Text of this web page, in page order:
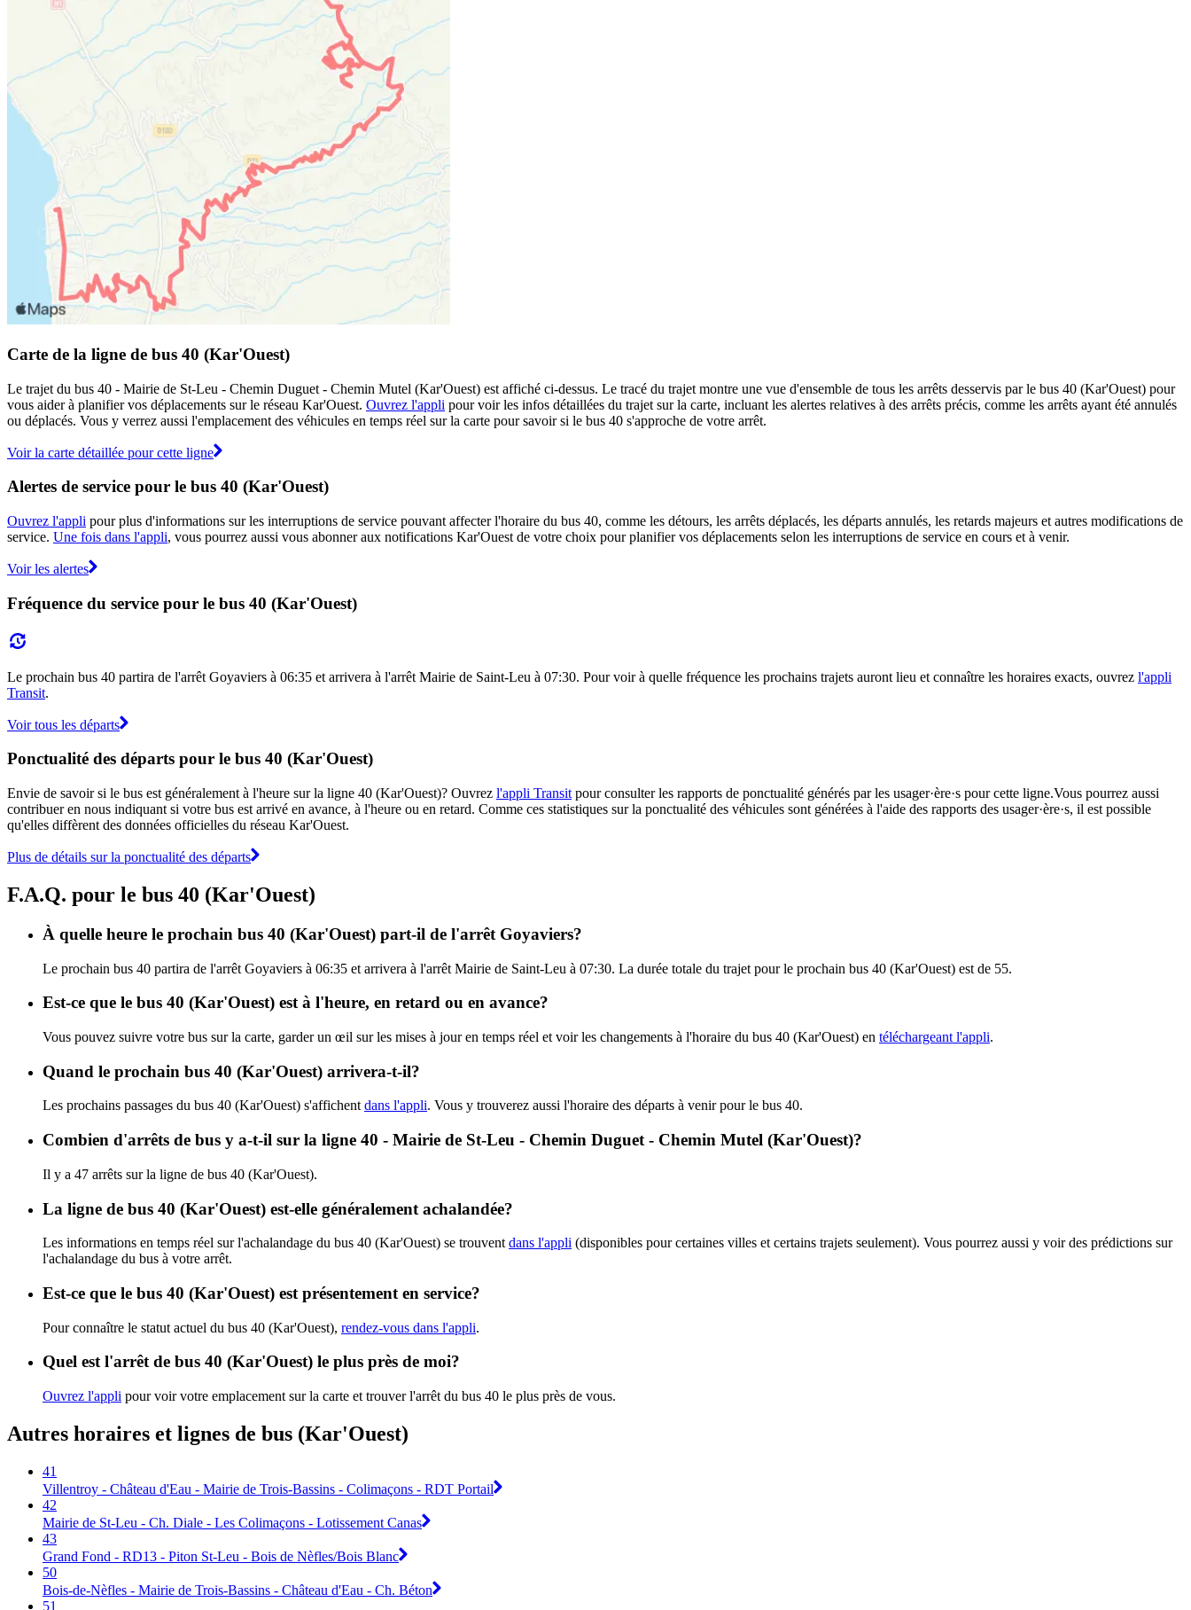
Carte de la ligne de bus 40 (Kar'Ouest)
Le trajet du bus 40 - Mairie de St-Leu - Chemin Duguet - Chemin Mutel (Kar'Ouest) est affiché ci-dessus. Le tracé du trajet montre une vue d'ensemble de tous les arrêts desservis par le bus 40 (Kar'Ouest) pour
vous aider à planifier vos déplacements sur le réseau Kar'Ouest. Ouvrez l'appli pour voir les infos détaillées du trajet sur la carte, incluant les alertes relatives à des arrêts précis, comme les arrêts ayant été annulés
ou déplacés. Vous y verrez aussi l'emplacement des véhicules en temps réel sur la carte pour savoir si le bus 40 s'approche de votre arrêt.
Voir la carte détaillée pour cette ligne
Alertes de service pour le bus 40 (Kar'Ouest)
Ouvrez l'appli pour plus d'informations sur les interruptions de service pouvant affecter l'horaire du bus 40, comme les détours, les arrêts déplacés, les départs annulés, les retards majeurs et autres modifications de
service. Une fois dans l'appli, vous pourrez aussi vous abonner aux notifications Kar'Ouest de votre choix pour planifier vos déplacements selon les interruptions de service en cours et à venir.
Voir les alertes
Fréquence du service pour le bus 40 (Kar'Ouest)
Le prochain bus 40 partira de l'arrêt Goyaviers à 06:35 et arrivera à l'arrêt Mairie de Saint-Leu à 07:30. Pour voir à quelle fréquence les prochains trajets auront lieu et connaître les horaires exacts, ouvrez l'appli
Transit.
Voir tous les départs
Ponctualité des départs pour le bus 40 (Kar'Ouest)
Envie de savoir si le bus est généralement à l'heure sur la ligne 40 (Kar'Ouest)? Ouvrez l'appli Transit pour consulter les rapports de ponctualité générés par les usager·ère·s pour cette ligne.Vous pourrez aussi
contribuer en nous indiquant si votre bus est arrivé en avance, à l'heure ou en retard. Comme ces statistiques sur la ponctualité des véhicules sont générées à l'aide des rapports des usager·ère·s, il est possible
qu'elles diffèrent des données officielles du réseau Kar'Ouest.
Plus de détails sur la ponctualité des départs
F.A.Q. pour le bus 40 (Kar'Ouest)
À quelle heure le prochain bus 40 (Kar'Ouest) part-il de l'arrêt Goyaviers?
Le prochain bus 40 partira de l'arrêt Goyaviers à 06:35 et arrivera à l'arrêt Mairie de Saint-Leu à 07:30. La durée totale du trajet pour le prochain bus 40 (Kar'Ouest) est de 55.
Est-ce que le bus 40 (Kar'Ouest) est à l'heure, en retard ou en avance?
Vous pouvez suivre votre bus sur la carte, garder un œil sur les mises à jour en temps réel et voir les changements à l'horaire du bus 40 (Kar'Ouest) en téléchargeant l'appli.
Quand le prochain bus 40 (Kar'Ouest) arrivera-t-il?
Les prochains passages du bus 40 (Kar'Ouest) s'affichent dans l'appli. Vous y trouverez aussi l'horaire des départs à venir pour le bus 40.
Combien d'arrêts de bus y a-t-il sur la ligne 40 - Mairie de St-Leu - Chemin Duguet - Chemin Mutel (Kar'Ouest)?
Il y a 47 arrêts sur la ligne de bus 40 (Kar'Ouest).
La ligne de bus 40 (Kar'Ouest) est-elle généralement achalandée?
Les informations en temps réel sur l'achalandage du bus 40 (Kar'Ouest) se trouvent dans l'appli (disponibles pour certaines villes et certains trajets seulement). Vous pourrez aussi y voir des prédictions sur
l'achalandage du bus à votre arrêt.
Est-ce que le bus 40 (Kar'Ouest) est présentement en service?
Pour connaître le statut actuel du bus 40 (Kar'Ouest), rendez-vous dans l'appli.
Quel est l'arrêt de bus 40 (Kar'Ouest) le plus près de moi?
Ouvrez l'appli pour voir votre emplacement sur la carte et trouver l'arrêt du bus 40 le plus près de vous.
Autres horaires et lignes de bus (Kar'Ouest)
41
Villentroy - Château d'Eau - Mairie de Trois-Bassins - Colimaçons - RDT Portail
42
Mairie de St-Leu - Ch. Diale - Les Colimaçons - Lotissement Canas
43
Grand Fond - RD13 - Piton St-Leu - Bois de Nèfles/Bois Blanc
50
Bois-de-Nèfles - Mairie de Trois-Bassins - Château d'Eau - Ch. Béton
51